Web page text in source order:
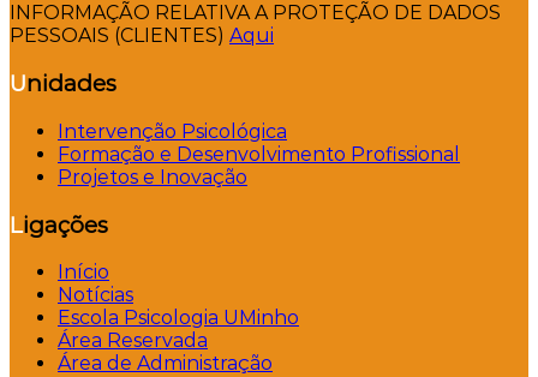
INFORMAÇÃO RELATIVA A PROTEÇÃO DE DADOS
PESSOAIS (CLIENTES) Aqui
Unidades
Intervenção Psicológica
Formação e Desenvolvimento Profissional
Projetos e Inovação
Ligações
Início
Notícias
Escola Psicologia UMinho
Área Reservada
Área de Administração